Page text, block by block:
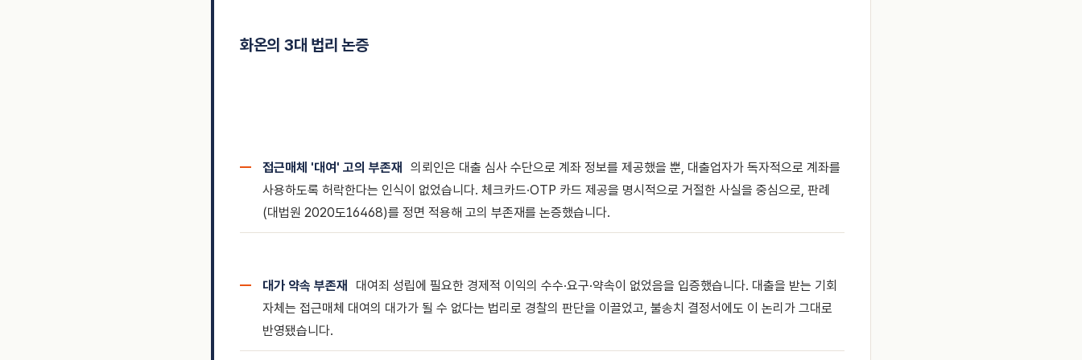
화온의 3대 법리 논증
접근매체 '대여' 고의 부존재
의뢰인은 대출 심사 수단으로 계좌 정보를 제공했을 뿐, 대출업자가 독자적으로 계좌를
사용하도록 허락한다는 인식이 없었습니다. 체크카드·OTP 카드 제공을 명시적으로 거절한 사실을 중심으로, 판례
(대법원 2020도16468)를 정면 적용해 고의 부존재를 논증했습니다.
대가 약속 부존재
대여죄 성립에 필요한 경제적 이익의 수수·요구·약속이 없었음을 입증했습니다. 대출을 받는 기회
자체는 접근매체 대여의 대가가 될 수 없다는 법리로 경찰의 판단을 이끌었고, 불송치 결정서에도 이 논리가 그대로
반영됐습니다.